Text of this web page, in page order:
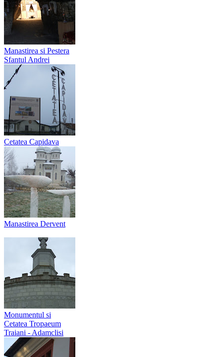
Manastirea si Pestera
Sfantul Andrei
Cetatea Capidava
Manastirea Dervent
Monumentul si
Cetatea Tropaeum
Traiani - Adamclisi